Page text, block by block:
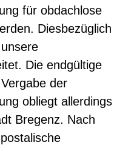
für obdachlose
Diesbezüglich
Die endgültige
der
obliegt allerdings
Bregenz. Nach